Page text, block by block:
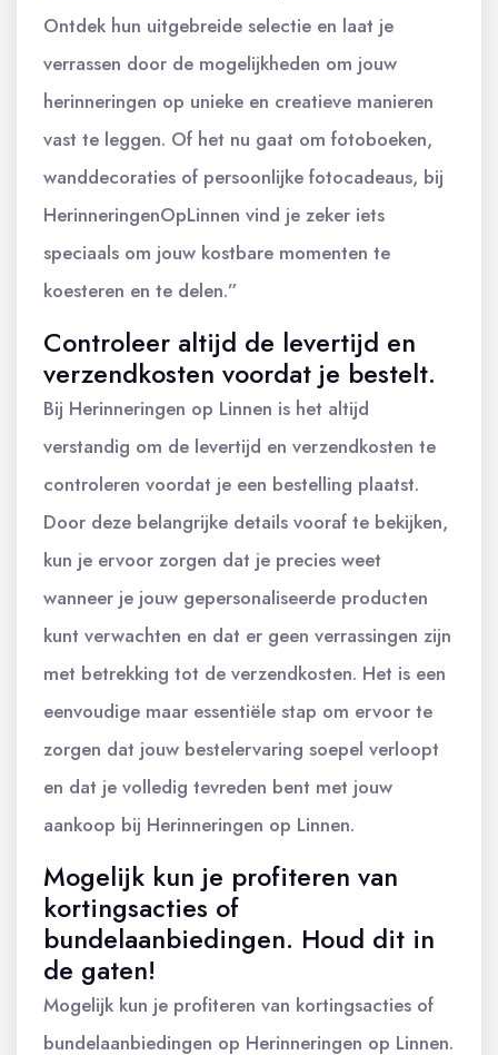
Ontdek hun uitgebreide selectie en laat je
verrassen door de mogelijkheden om jouw
herinneringen op unieke en creatieve manieren
vast te leggen. Of het nu gaat om fotoboeken,
wanddecoraties of persoonlijke fotocadeaus, bij
HerinneringenOpLinnen vind je zeker iets
speciaals om jouw kostbare momenten te
koesteren en te delen.”
Controleer altijd de levertijd en
verzendkosten voordat je bestelt.
Bij Herinneringen op Linnen is het altijd
verstandig om de levertijd en verzendkosten te
controleren voordat je een bestelling plaatst.
Door deze belangrijke details vooraf te bekijken,
kun je ervoor zorgen dat je precies weet
wanneer je jouw gepersonaliseerde producten
kunt verwachten en dat er geen verrassingen zijn
met betrekking tot de verzendkosten. Het is een
eenvoudige maar essentiële stap om ervoor te
zorgen dat jouw bestelervaring soepel verloopt
en dat je volledig tevreden bent met jouw
aankoop bij Herinneringen op Linnen.
Mogelijk kun je profiteren van
kortingsacties of
bundelaanbiedingen. Houd dit in
de gaten!
Mogelijk kun je profiteren van kortingsacties of
bundelaanbiedingen op Herinneringen op Linnen.